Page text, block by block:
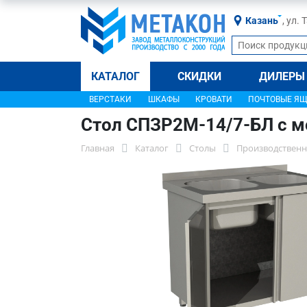
Казань , ул.
КАТАЛОГ СКИДКИ ДИЛЕРЫ
ВЕРСТАКИ ШКАФЫ КРОВАТИ ПОЧТОВЫЕ
Стол СПЗР2М-14/7-БЛ с
Главная Каталог Столы